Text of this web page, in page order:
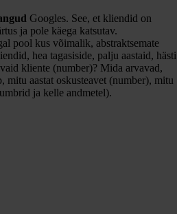
Googles. See, et kliendid on
ja pole käega katsutav.
pool kus võimalik, abstraktsemate
hea tagasiside, palju aastaid, hästi
kliente (number)? Mida arvavad,
mitu aastat oskusteavet (number), mitu
ja kelle andmetel).